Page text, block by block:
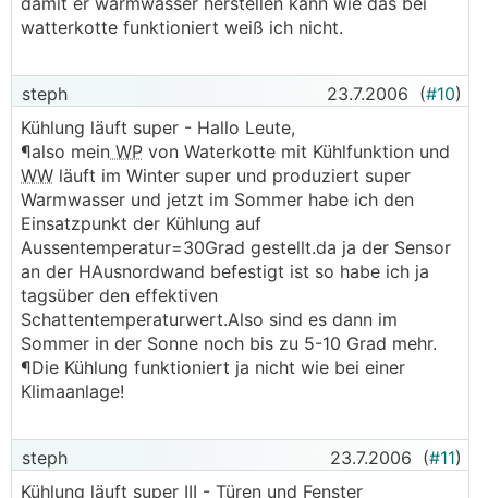
watterkotte funktioniert weiß ich nicht.
steph 23.7.2006 (#10)
Kühlung läuft super - Hallo Leute,
¶also mein WP von Waterkotte mit Kühlfunktion und
WW läuft im Winter super und produziert super
Warmwasser und jetzt im Sommer habe ich den
Einsatzpunkt der Kühlung auf
Aussentemperatur=30Grad gestellt.da ja der Sensor
an der HAusnordwand befestigt ist so habe ich ja
tagsüber den effektiven
Schattentemperaturwert.Also sind es dann im
Sommer in der Sonne noch bis zu 5-10 Grad mehr.
¶Die Kühlung funktioniert ja nicht wie bei einer
Klimaanlage!
steph 23.7.2006 (#11)
Kühlung läuft super III - Türen und Fenster